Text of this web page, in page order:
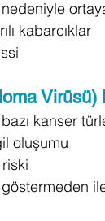
kabarcıklar
Virüsü)
kanser
oluşumu